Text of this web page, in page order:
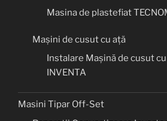
Masina de plastefiat
Mașini de cusut cu ață
Instalare Mașină de cusut
INVENTA
Masini Tipar Off-Set